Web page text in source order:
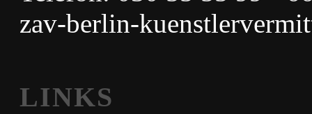
zav-berlin-
LINKS